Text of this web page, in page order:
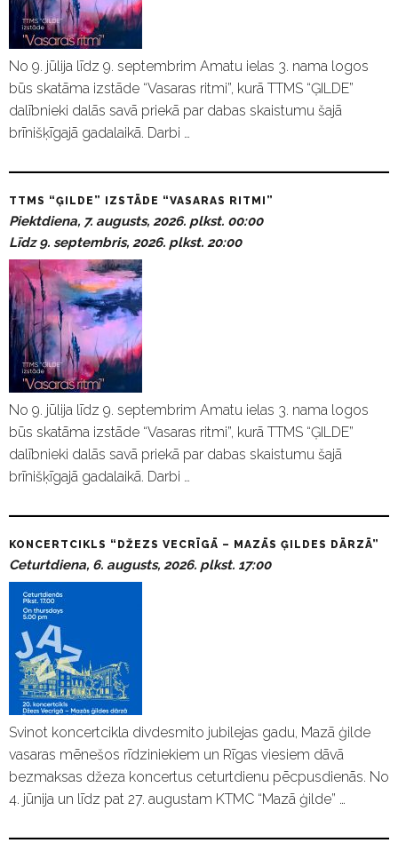
No 9. jūlija līdz 9. septembrim Amatu ielas 3. nama logos
būs skatāma izstāde “Vasaras ritmi”, kurā TTMS “ĢILDE”
dalībnieki dalās savā priekā par dabas skaistumu šajā
brīnišķīgajā gadalaikā. Darbi …
TTMS “ĢILDE” IZSTĀDE “VASARAS RITMI”
Piektdiena, 7. augusts, 2026. plkst. 00:00
Līdz 9. septembris, 2026. plkst. 20:00
No 9. jūlija līdz 9. septembrim Amatu ielas 3. nama logos
būs skatāma izstāde “Vasaras ritmi”, kurā TTMS “ĢILDE”
dalībnieki dalās savā priekā par dabas skaistumu šajā
brīnišķīgajā gadalaikā. Darbi …
KONCERTCIKLS “DŽEZS VECRĪGĀ – MAZĀS ĢILDES DĀRZĀ”
Ceturtdiena, 6. augusts, 2026. plkst. 17:00
Svinot koncertcikla divdesmito jubilejas gadu, Mazā ģilde
vasaras mēnešos rīdziniekiem un Rīgas viesiem dāvā
bezmaksas džeza koncertus ceturtdienu pēcpusdienās. No
4. jūnija un līdz pat 27. augustam KTMC “Mazā ģilde” …